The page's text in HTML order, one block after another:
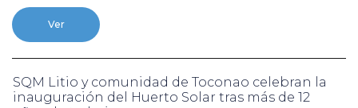
Ver
SQM Litio y comunidad de Toconao celebran la
inauguración del Huerto Solar tras más de 12